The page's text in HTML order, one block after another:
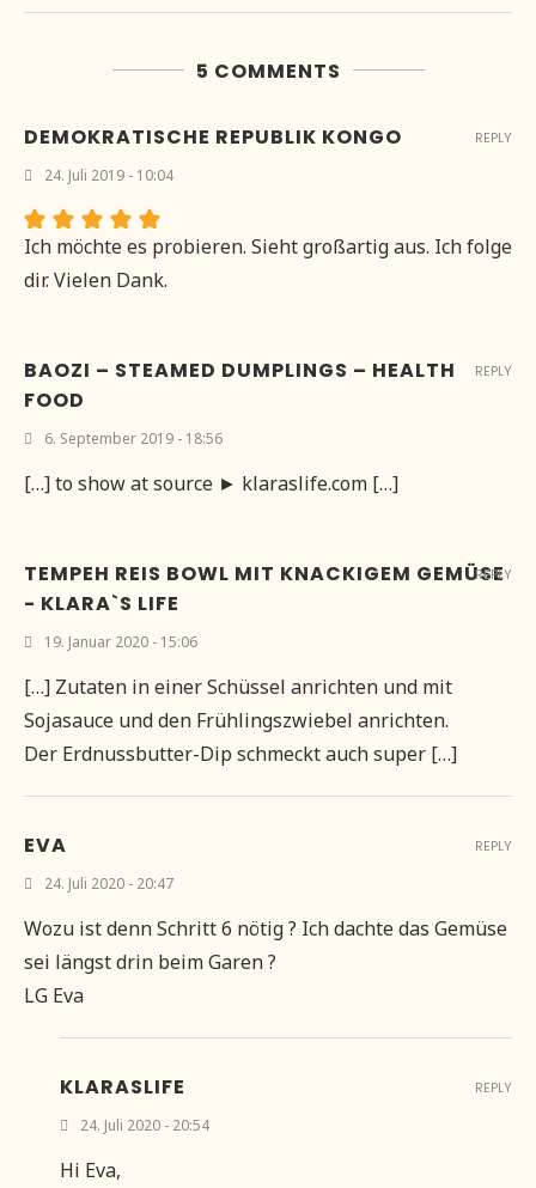
5 COMMENTS
DEMOKRATISCHE REPUBLIK KONGO
24. Juli 2019 - 10:04
Ich möchte es probieren. Sieht großartig aus. Ich folge
dir. Vielen Dank.
REPLY
BAOZI – STEAMED DUMPLINGS – HEALTH
FOOD
6. September 2019 - 18:56
[…] to show at source ► klaraslife.com […]
REPLY
TEMPEH REIS BOWL MIT KNACKIGEM GEMÜSE
- KLARA`S LIFE
19. Januar 2020 - 15:06
[…] Zutaten in einer Schüssel anrichten und mit
Sojasauce und den Frühlingszwiebel anrichten.
Der Erdnussbutter-Dip schmeckt auch super […]
REPLY
EVA
24. Juli 2020 - 20:47
Wozu ist denn Schritt 6 nötig ? Ich dachte das Gemüse
sei längst drin beim Garen ?
LG Eva
REPLY
KLARASLIFE
24. Juli 2020 - 20:54
Hi Eva,
REPLY